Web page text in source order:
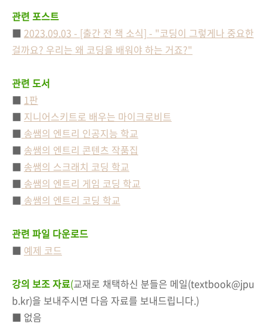
관련 포스트
■ 2023.09.03 - [출간 전 책 소식] - "코딩이 그렇게나 중요한
걸까요? 우리는 왜 코딩을 배워야 하는 거죠?"
관련 도서
■ 1판
■ 지니어스키트로 배우는 마이크로비트
■ 송쌤의 엔트리 인공지능 학교
■ 송쌤의 엔트리 콘텐츠 작품집
■ 송쌤의 스크래치 코딩 학교
■ 송쌤의 엔트리 게임 코딩 학교
■ 송쌤의 엔트리 코딩 학교
관련 파일 다운로드
■ 예제 코드
강의 보조 자료(교재로 채택하신 분들은 메일(textbook@jpu
b.kr)을 보내주시면 다음 자료를 보내드립니다.)
■ 없음